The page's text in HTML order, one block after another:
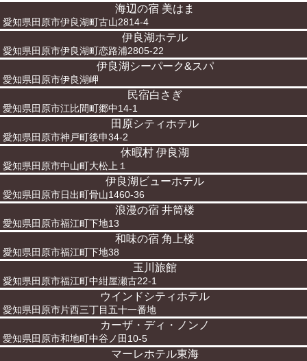
海辺の宿 美はま
愛知県田原市伊良湖町古山2814-4
伊良湖ホテル
愛知県田原市伊良湖町恋路浦2805-22
伊良湖シーパーク&スパ
愛知県田原市伊良湖岬
民宿白さぎ
愛知県田原市江比間町郷中14-1
田原シティホテル
愛知県田原市神戸町後申34-2
休暇村 伊良湖
愛知県田原市中山町大松上１
伊良湖ビューホテル
愛知県田原市日出町骨山1460-36
浪漫の宿 井筒楼
愛知県田原市福江町下地13
和味の宿 角上楼
愛知県田原市福江町下地38
玉川旅館
愛知県田原市福江町中紺屋瀬古22-1
ウインドシティホテル
愛知県田原市片西三丁目五十一番地
カーザ・ディ・ノンノ
愛知県田原市和地町中谷ノ田10-5
マーレホテル東海